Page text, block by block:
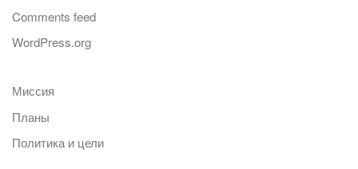
Comments feed
WordPress.org
Миссия
Планы
Политика и цели